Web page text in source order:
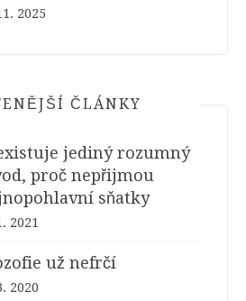
2025
ČLÁNKY
jediný rozumný
proč nepřijmou
sňatky
2021
už nefrčí
2020